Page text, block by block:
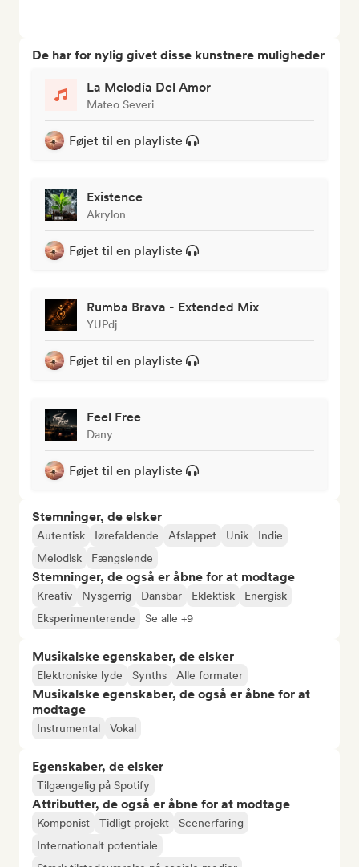
De har for nylig givet disse kunstnere muligheder
La Melodía Del Amor
Mateo Severi
Føjet til en playliste
Existence
Akrylon
Føjet til en playliste
Rumba Brava - Extended Mix
YUPdj
Føjet til en playliste
Feel Free
Dany
Føjet til en playliste
Stemninger, de elsker
Autentisk Iørefaldende Afslappet Unik
Indie
Melodisk
Fængslende
Stemninger, de også er åbne for at modtage
Kreativ Nysgerrig Dansbar Eklektisk
Energisk
Eksperimenterende
Se alle +9
Musikalske egenskaber, de elsker
Elektroniske lyde Synths Alle formater
Musikalske egenskaber, de også er åbne for at
modtage
Instrumental Vokal
Egenskaber, de elsker
Tilgængelig på Spotify
Attributter, de også er åbne for at modtage
Komponist Tidligt projekt
Scenerfaring
Internationalt potentiale